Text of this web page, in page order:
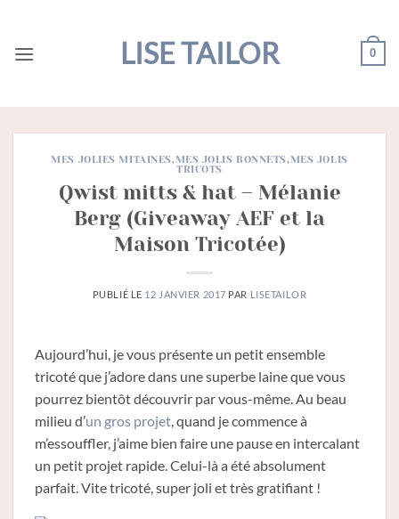
contenu
LISE TAILOR 0
MES JOLIES MITAINES,MES JOLIS BONNETS,MES JOLIS
TRICOTS
Qwist mitts & hat – Mélanie
Berg (Giveaway AEF et la
Maison Tricotée)
PUBLIÉ LE 12 JANVIER 2017 PAR LISETAILOR
Aujourd’hui, je vous présente un petit ensemble
tricoté que j’adore dans une superbe laine que vous
pourrez bientôt découvrir par vous-même. Au beau
milieu d’un gros projet , quand je commence à
m’essouffler, j’aime bien faire une pause en intercalant
un petit projet rapide. Celui-là a été absolument
parfait. Vite tricoté, super joli et très gratifiant !